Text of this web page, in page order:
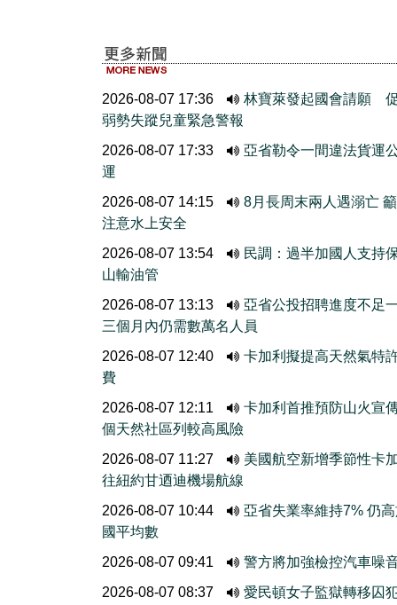
2026-08-07 17:36
林寶萊發起國會請願
弱勢失蹤兒童緊急警報
2026-08-07 17:33
亞省勒令一間違法貨運
運
2026-08-07 14:15
8月長周末兩人遇溺亡
注意水上安全
2026-08-07 13:54
民調：過半加國人支持
山輸油管
2026-08-07 13:13
亞省公投招聘進度不
三個月內仍需數萬名人員
2026-08-07 12:40
卡加利擬提高天然氣特
費
2026-08-07 12:11
卡加利首推預防山火宣
個天然社區列較高風險
2026-08-07 11:27
美國航空新增季節性卡
往紐約甘迺迪機場航線
2026-08-07 10:44
亞省失業率維持7% 仍
國平均數
2026-08-07 09:41
警方將加強檢控汽車噪
2026-08-07 08:37
愛民頓女子監獄轉移囚